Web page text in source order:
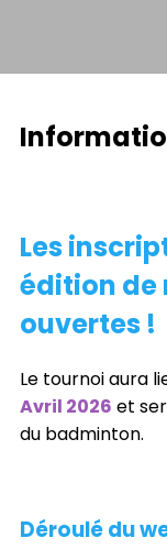
Les
édition de
ouvertes !
Le tournoi aura
Avril 2026 et
du badminton.
Déroulé du